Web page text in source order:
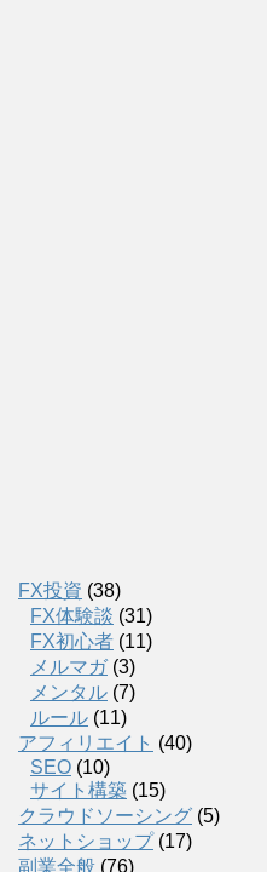
FX投資 (38)
FX体験談 (31)
FX初心者 (11)
メルマガ(3)
メンタル (7)
ルール (11)
アフィリエイト (40)
SEO (10)
サイト構築 (15)
クラウドソーシング (5)
ネットショップ(17)
副業全般 (76)